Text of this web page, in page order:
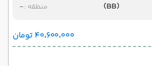
(BB)
منطقه :-
۴۰٬۶۰۰٬۰۰۰ تومان